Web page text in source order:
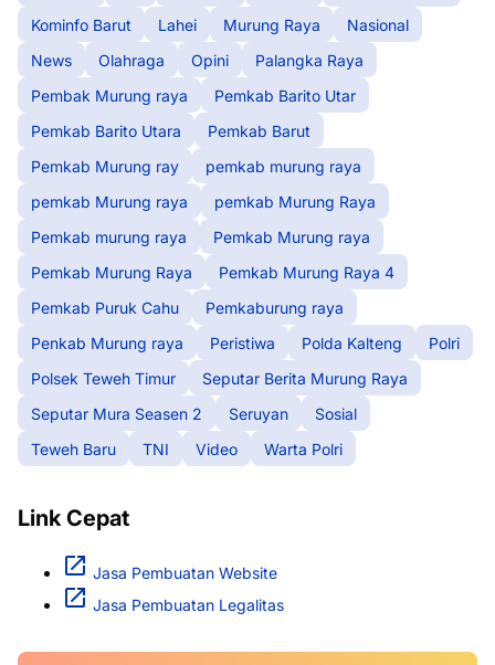
Kominfo Barut
Lahei Murung Raya
Nasional
News
Olahraga Opini
Palangka Raya
Pembak Murung raya
Pemkab Barito Utar
Pemkab Barito Utara
Pemkab Barut
Pemkab Murung ray
pemkab murung raya
pemkab Murung raya
pemkab Murung Raya
Pemkab murung raya
Pemkab Murung raya
Pemkab Murung Raya
Pemkab Murung Raya 4
Pemkab Puruk Cahu
Pemkaburung raya
Penkab Murung raya
Peristiwa Polda Kalteng
Polri
Polsek Teweh Timur
Seputar Berita Murung Raya
Seputar Mura Seasen 2
Seruyan
Sosial
Teweh Baru
TNI Video Warta Polri
Link Cepat
Jasa Pembuatan Website
Jasa Pembuatan Legalitas